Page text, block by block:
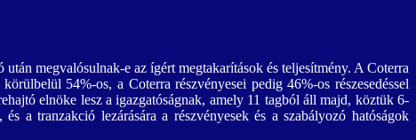
megvalósulnak-e az ígért megtakarítások és teljesítmény. A Coterra
54%-os, a Coterra részvényesei pedig 46%-os részesedéssel
elnöke lesz a igazgatóságnak, amely 11 tagból áll majd, köztük 6-
a tranzakció lezárására a részvényesek és a szabályozó hatóságok